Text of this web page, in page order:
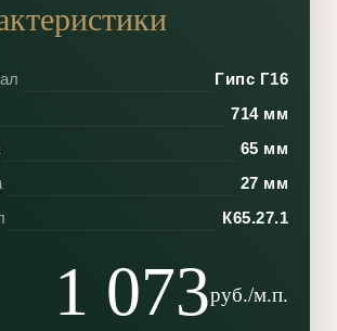
Гипс Г16
714 мм
65 мм
27 мм
К65.27.1
1 073руб./м.п.